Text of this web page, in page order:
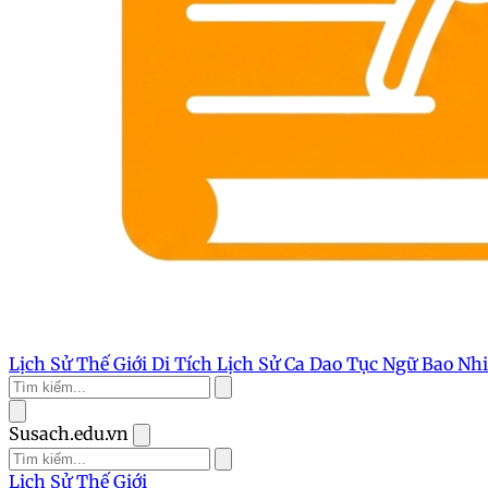
Lịch Sử Thế Giới Di Tích Lịch SửCa Dao Tục NgữBao
Susach.edu.vn
Lịch Sử Thế Giới